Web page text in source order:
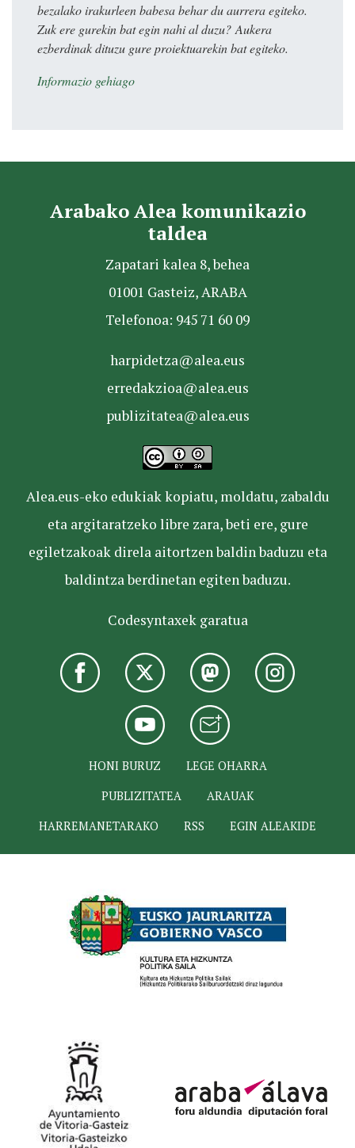
bezalako irakurleen babesa behar du aurrera egiteko.
Zuk ere gurekin bat egin nahi al duzu? Aukera
ezberdinak dituzu gure proiektuarekin bat egiteko.
Informazio gehiago
Arabako Alea komunikazio
taldea
Zapatari kalea 8, behea
01001 Gasteiz, ARABA
Telefonoa: 945 71 60 09
harpidetza@alea.eus
erredakzioa@alea.eus
publizitatea@alea.eus
Alea.eus-eko edukiak kopiatu, moldatu, zabaldu
eta argitaratzeko libre zara, beti ere, gure
egiletzakoak direla aitortzen baldin baduzu eta
baldintza berdinetan egiten baduzu.
Codesyntaxek garatua
HONI BURUZ
LEGE OHARRA
PUBLIZITATEA
ARAUAK
HARREMANETARAKO
RSS EGIN ALEAKIDE